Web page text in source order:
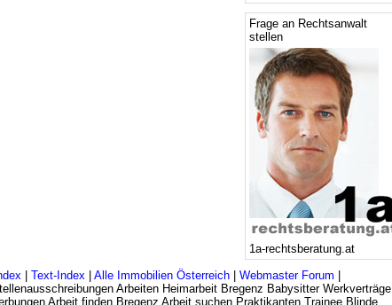
Frage an Rechtsanwalt
stellen
1a-rechtsberatung.at
| Text-Index| Alle Immobilien Österreich| Webmaster Forum
Arbeiten Heimarbeit Bregenz Babysitter Werkverträge
Arbeit finden Bregenz Arbeit suchen Praktikanten Trainee Blinde